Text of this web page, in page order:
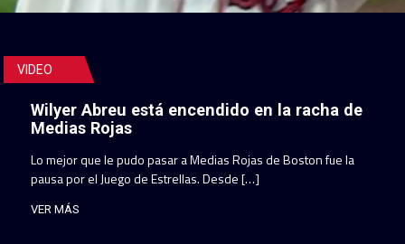
VIDEO
Wilyer Abreu está encendido en la racha de
Medias Rojas
Lo mejor que le pudo pasar a Medias Rojas de Boston fue la
pausa por el Juego de Estrellas. Desde […]
VER MÁS